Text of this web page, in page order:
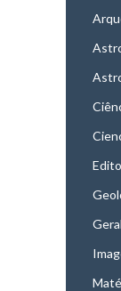
Geral